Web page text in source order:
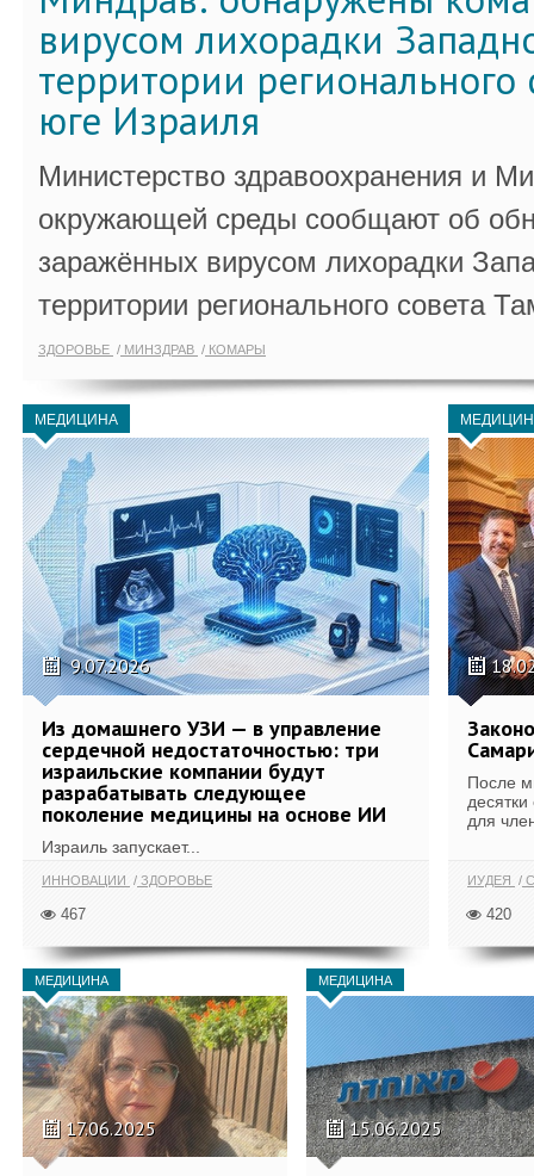
вирусом лихорадки
территории регионального
юге Израиля
Министерство здравоохранения и
окружающей среды сообщают об
заражённых вирусом лихорадки
территории регионального совета
ЗДОРОВЬЕ МИНЗДРАВ КОМАРЫ
МЕДИЦИНА
9.07.2026
Из домашнего УЗИ — в управление
сердечной недостаточностью: три
израильские компании будут
разрабатывать следующее
поколение медицины на основе ИИ
Израиль запускает...
ИННОВАЦИИ ЗДОРОВЬЕ
467
После
для
ИУДЕЯ
420
МЕДИЦИНА
17.06.2025
МЕДИЦИНА
15.06.2025